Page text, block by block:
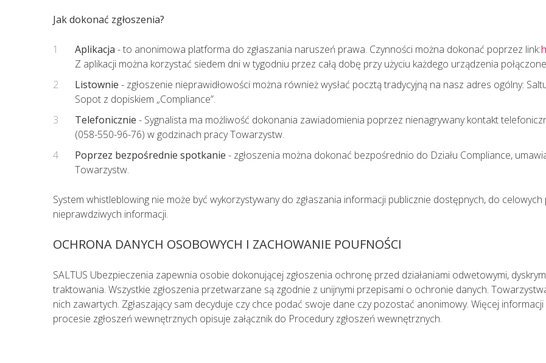
Jak dokonać zgłoszenia?
Aplikacja - to anonimowa platforma do zgłaszania naruszeń prawa. Czynności można dokonać poprzez link:
Z aplikacji można korzystać siedem dni w tygodniu przez całą dobę przy użyciu każdego urządzenia
Listownie - zgłoszenie nieprawidłowości można również wysłać pocztą tradycyjną na nasz adres ogólny:
Sopot z dopiskiem „Compliance”.
Telefonicznie - Sygnalista ma możliwość dokonania zawiadomienia poprzez nienagrywany kontakt
(058-550-96-76) w godzinach pracy Towarzystw.
Poprzez bezpośrednie spotkanie - zgłoszenia można dokonać bezpośrednio do Działu Compliance,
Towarzystw.
System whistleblowing nie może być wykorzystywany do zgłaszania informacji publicznie dostępnych, do
nieprawdziwych informacji.
OCHRONA DANYCH OSOBOWYCH I ZACHOWANIE POUFNOŚCI
SALTUS Ubezpieczenia zapewnia osobie dokonującej zgłoszenia ochronę przed działaniami odwetowymi,
traktowania. Wszystkie zgłoszenia przetwarzane są zgodnie z unijnymi przepisami o ochronie danych.
nich zawartych. Zgłaszający sam decyduje czy chce podać swoje dane czy pozostać anonimowy. Więcej
procesie zgłoszeń wewnętrznych opisuje załącznik do Procedury zgłoszeń wewnętrznych.